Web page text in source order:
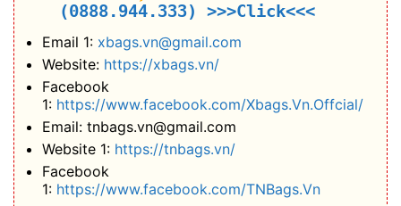
(0888.944.333) >>>Click<<<
Email 1: xbags.vn@gmail.com
Website: https://xbags.vn/
Facebook
1: https://www.facebook.com/Xbags.Vn.Offcial/
Email: tnbags.vn@gmail.com
Website 1: https://tnbags.vn/
Facebook
1: https://www.facebook.com/TNBags.Vn